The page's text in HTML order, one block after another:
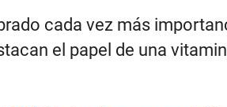
cada vez más
el papel de una